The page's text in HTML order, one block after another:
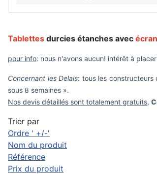
Tablettes durcies étanches avec
pour info: nous n'avons aucun! intérêt à
Concernant les Delais: tous les constructeurs
sous 8 semaines ».
Nos devis détaillés sont totalement gratuits,
Trier par
Ordre ' +/-'
Nom du produit
Référence
Prix du produit